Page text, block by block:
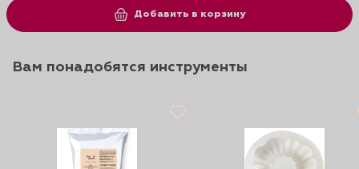
Добавить в корзину
Вам понадобятся инструменты